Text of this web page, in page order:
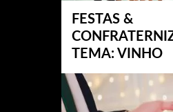
FESTAS &
TEMA: VINHO